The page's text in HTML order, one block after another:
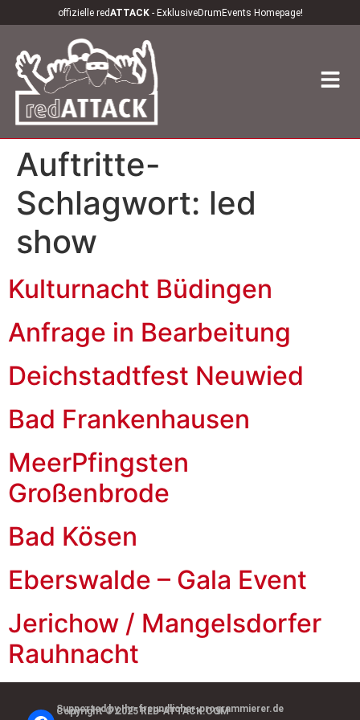
offizielle redATTACK- ExklusiveDrumEvents Homepage!
Auftritte-
Schlagwort: led
show
Kulturnacht Büdingen
Anfrage in Bearbeitung
Deichstadtfest Neuwied
Bad Frankenhausen
MeerPfingsten
Großenbrode
Bad Kösen
Eberswalde – Gala Event
Jerichow / Mangelsdorfer
Rauhnacht
Copyright © 2025 RED-ATTACK.COM
Supported by Ihr-freundlicher-programmierer.de